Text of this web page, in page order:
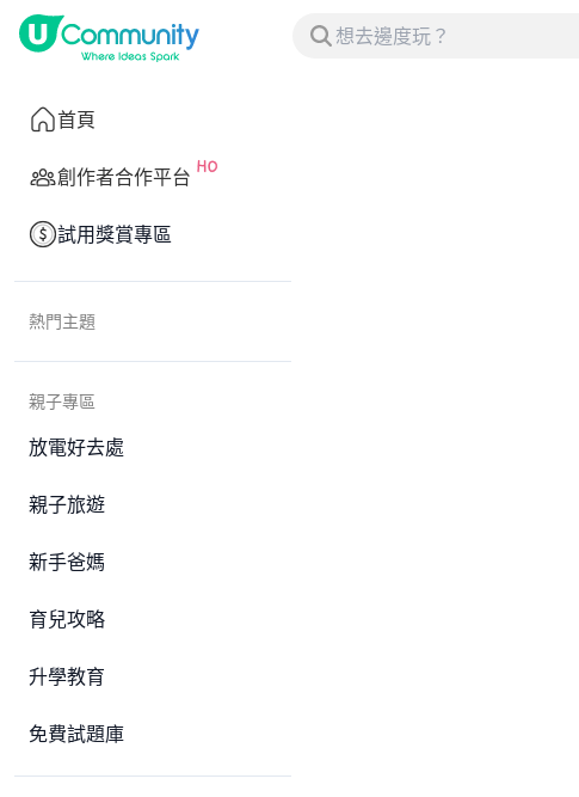
首頁
創作者合作平台
試用獎賞專區
熱門主題
親子專區
放電好去處
親子旅遊
新手爸媽
育兒攻略
升學教育
免費試題庫